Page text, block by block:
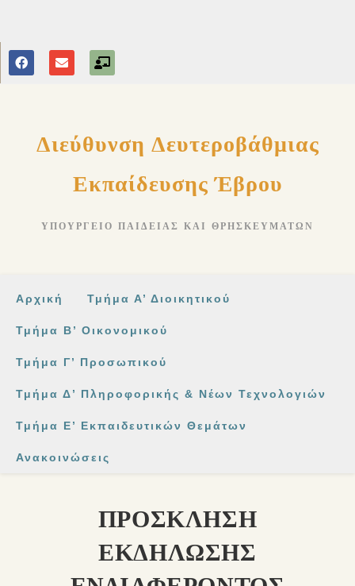
Διεύθυνση Δευτεροβάθμιας
Εκπαίδευσης Έβρου
ΥΠΟΥΡΓΕΊΟ ΠΑΙΔΕΊΑΣ ΚΑΙ ΘΡΗΣΚΕΥΜΆΤΩΝ
Αρχική Τμήμα Α’ Διοικητικού
Τμήμα Β’ Οικονομικού
Τμήμα Γ’ Προσωπικού
Τμήμα Δ’ Πληροφορικής & Νέων Τεχνολογιών
Τμήμα Ε’ Εκπαιδευτικών Θεμάτων
Ανακοινώσεις
ΠΡΟΣΚΛΗΣΗ
ΕΚΔΗΛΩΣΗΣ